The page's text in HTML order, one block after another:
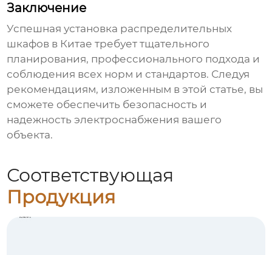
Заключение
Успешнаяустановка распределительных
шкафов в Китае требует тщательного
планирования, профессионального подхода и
соблюдения всех норм и стандартов. Следуя
рекомендациям, изложенным в этой статье, вы
сможете обеспечить безопасность и
надежность электроснабжения вашего
объекта.
Соответствующая
Продукция